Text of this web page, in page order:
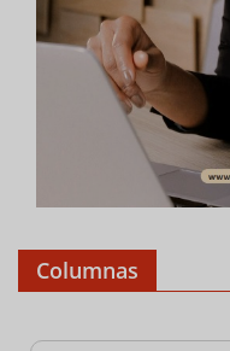
Columnas